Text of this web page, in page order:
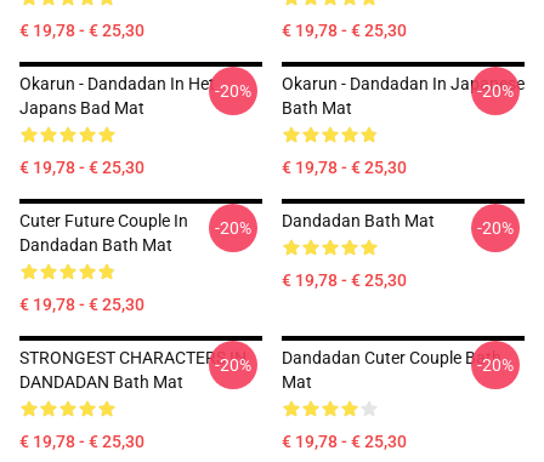
€ 19,78 - € 25,30 € 19,78 - € 25,30
Okarun - Dandadan In Het
Japans Bad Mat
€ 19,78 - € 25,30
-20%
Okarun - Dandadan In Japanese
Bath Mat
€ 19,78 - € 25,30
-20%
Cuter Future Couple In
Dandadan Bath Mat
€ 19,78 - € 25,30
-20% Dandadan Bath Mat
€ 19,78 - € 25,30
-20%
STRONGEST CHARACTERS IN
DANDADAN Bath Mat
€ 19,78 - € 25,30
-20%
Dandadan Cuter Couple Bath
Mat
€ 19,78 - € 25,30
-20%